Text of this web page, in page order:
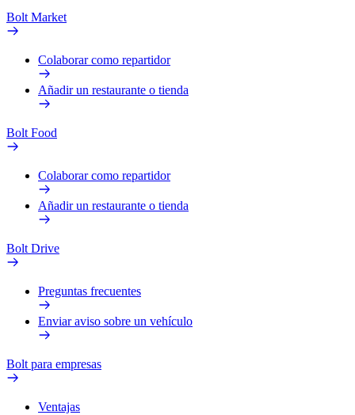
Bolt Market
Colaborar como repartidor
Añadir un restaurante o tienda
Bolt Food
Colaborar como repartidor
Añadir un restaurante o tienda
Bolt Drive
Preguntas frecuentes
Enviar aviso sobre un vehículo
Bolt para empresas
Ventajas